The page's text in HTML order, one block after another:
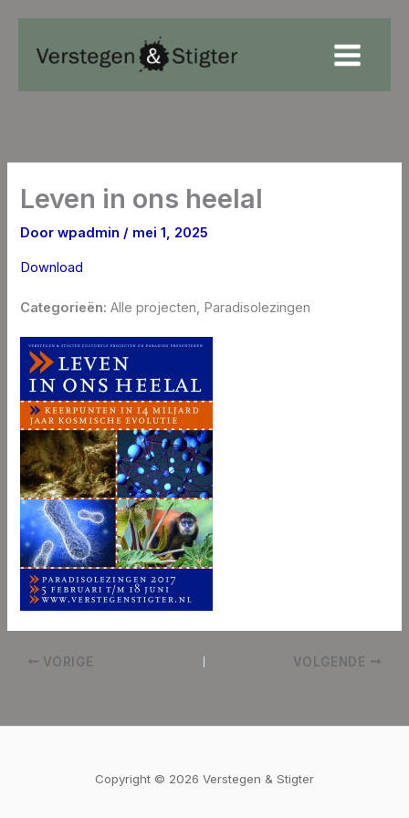
Leven in ons heelal
Doorwpadmin / mei 1, 2025
Download
Categorieën:Alle projecten, Paradisolezingen
VORIGE VOLGENDE
Copyright © 2026 Verstegen & Stigter